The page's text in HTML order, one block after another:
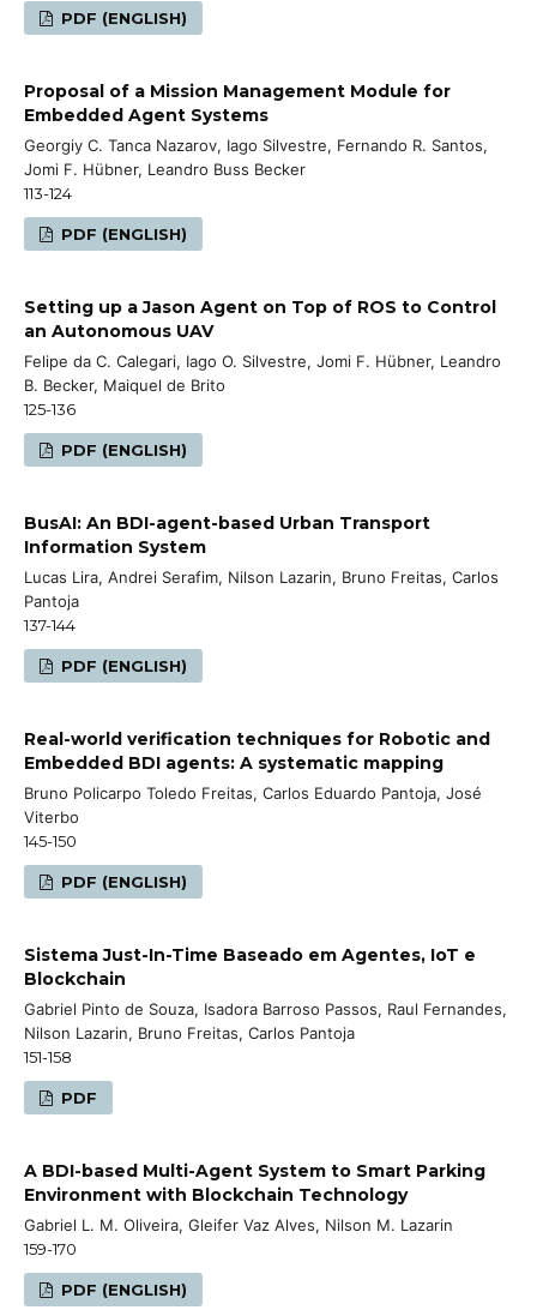
PDF (ENGLISH)
Proposal of a Mission Management Module for
Embedded Agent Systems
Georgiy C. Tanca Nazarov, Iago Silvestre, Fernando R. Santos,
Jomi F. Hübner, Leandro Buss Becker
113-124
PDF (ENGLISH)
Setting up a Jason Agent on Top of ROS to Control
an Autonomous UAV
Felipe da C. Calegari, Iago O. Silvestre, Jomi F. Hübner, Leandro
B. Becker, Maiquel de Brito
125-136
PDF (ENGLISH)
BusAI: An BDI-agent-based Urban Transport
Information System
Lucas Lira, Andrei Serafim, Nilson Lazarin, Bruno Freitas, Carlos
Pantoja
137-144
PDF (ENGLISH)
Real-world verification techniques for Robotic and
Embedded BDI agents: A systematic mapping
Bruno Policarpo Toledo Freitas, Carlos Eduardo Pantoja, José
Viterbo
145-150
PDF (ENGLISH)
Sistema Just-In-Time Baseado em Agentes, IoT e
Blockchain
Gabriel Pinto de Souza, Isadora Barroso Passos, Raul Fernandes,
Nilson Lazarin, Bruno Freitas, Carlos Pantoja
151-158
PDF
A BDI-based Multi-Agent System to Smart Parking
Environment with Blockchain Technology
Gabriel L. M. Oliveira, Gleifer Vaz Alves, Nilson M. Lazarin
159-170
PDF (ENGLISH)